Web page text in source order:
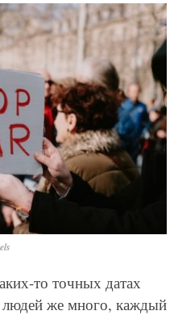
то точных датах
людей же много, каждый